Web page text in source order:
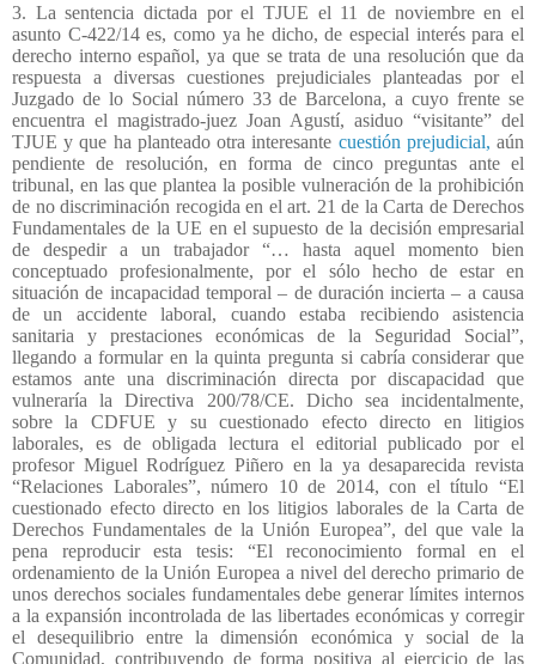
3. La sentencia dictada por el TJUE el 11 de noviembre en el
asunto C-422/14 es, como ya he dicho, de especial interés para el
derecho interno español, ya que se trata de una resolución que da
respuesta a diversas cuestiones prejudiciales planteadas por el
Juzgado de lo Social número 33 de Barcelona, a cuyo frente se
encuentra el magistrado-juez Joan Agustí, asiduo “visitante” del
TJUE y que ha planteado otra interesante cuestión prejudicial, aún
pendiente de resolución, en forma de cinco preguntas ante el
tribunal, en las que plantea la posible vulneración de la prohibición
de no discriminación recogida en el art. 21 de la Carta de Derechos
Fundamentales de la UE en el supuesto de la decisión empresarial
de despedir a un trabajador “… hasta aquel momento bien
conceptuado profesionalmente, por el sólo hecho de estar en
situación de incapacidad temporal – de duración incierta – a causa
de un accidente laboral, cuando estaba recibiendo asistencia
sanitaria y prestaciones económicas de la Seguridad Social”,
llegando a formular en la quinta pregunta si cabría considerar que
estamos ante una discriminación directa por discapacidad que
vulneraría la Directiva 200/78/CE. Dicho sea incidentalmente,
sobre la CDFUE y su cuestionado efecto directo en litigios
laborales, es de obligada lectura el editorial publicado por el
profesor Miguel Rodríguez Piñero en la ya desaparecida revista
“Relaciones Laborales”, número 10 de 2014, con el título “El
cuestionado efecto directo en los litigios laborales de la Carta de
Derechos Fundamentales de la Unión Europea”, del que vale la
pena reproducir esta tesis: “El reconocimiento formal en el
ordenamiento de la Unión Europea a nivel del derecho primario de
unos derechos sociales fundamentales debe generar límites internos
a la expansión incontrolada de las libertades económicas y corregir
el desequilibrio entre la dimensión económica y social de la
Comunidad, contribuyendo de forma positiva al ejercicio de las